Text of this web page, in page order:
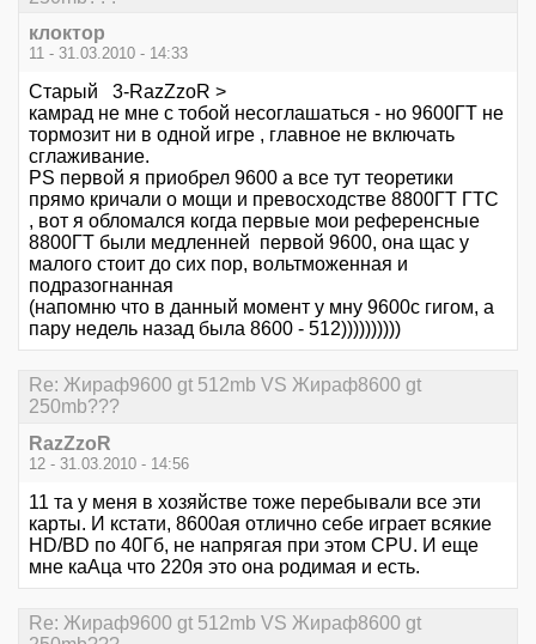
клоктор
11 - 31.03.2010 - 14:33
Старый 3-RazZzoR >
камрад не мне с тобой несоглашаться - но 9600ГТ не
тормозит ни в одной игре , главное не включать
сглаживание.
PS первой я приобрел 9600 а все тут теоретики
прямо кричали о мощи и превосходстве 8800ГТ ГТС
, вот я обломался когда первые мои референсные
8800ГТ были медленней первой 9600, она щас у
малого стоит до сих пор, вольтможенная и
подразогнанная
(напомню что в данный момент у мну 9600с гигом, а
пару недель назад была 8600 - 512))))))))))
Re: Жираф9600 gt 512mb VS Жираф8600 gt
250mb???
RazZzoR
12 - 31.03.2010 - 14:56
11 та у меня в хозяйстве тоже перебывали все эти
карты. И кстати, 8600ая отлично себе играет всякие
HD/BD по 40Гб, не напрягая при этом CPU. И еще
мне каАца что 220я это она родимая и есть.
Re: Жираф9600 gt 512mb VS Жираф8600 gt